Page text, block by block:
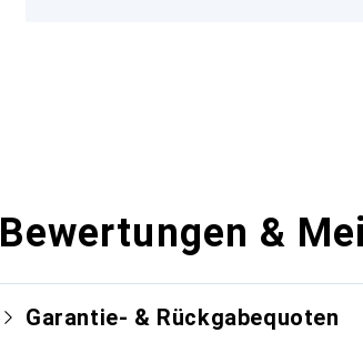
Bewertungen &
Garantie- & Rückgabequoten